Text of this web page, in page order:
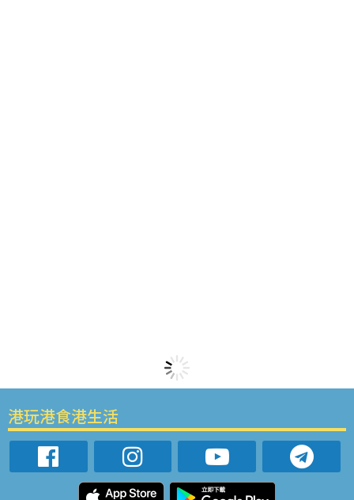
港玩港食港生活